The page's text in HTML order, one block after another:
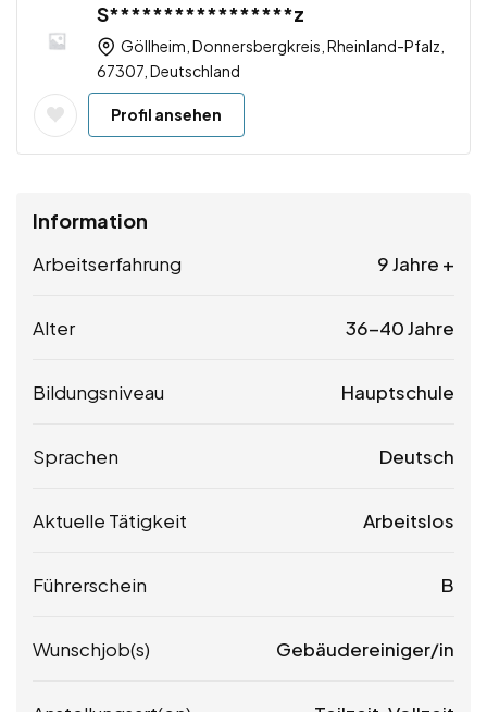
S*****************z
Göllheim, Donnersbergkreis, Rheinland-Pfalz,
67307, Deutschland
Profil ansehen
Information
Arbeitserfahrung 9 Jahre +
Alter 36-40 Jahre
Bildungsniveau Hauptschule
Sprachen Deutsch
Aktuelle Tätigkeit Arbeitslos
Führerschein B
Wunschjob(s) Gebäudereiniger/in